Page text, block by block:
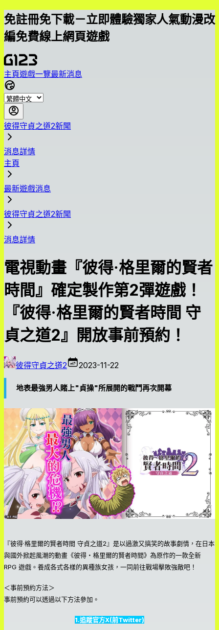
免註冊免下載－立即體驗獨家人氣動漫改
編免費線上網頁遊戲
主頁遊戲一覽最新消息
彼得守貞之道2新聞
消息詳情
主頁
最新遊戲消息
彼得守貞之道2新聞
消息詳情
電視動畫『彼得·格里爾的賢者
時間』確定製作第2彈遊戲！
『彼得·格里爾的賢者時間 守
貞之道2』開放事前預約！
彼得守貞之道2 2023-11-22
地表最強男人賭上"貞操"所展開的戰鬥再次開幕
『彼得·格里爾的賢者時間 守貞之道2』是以過激又搞笑的故事劇情，在日本
與國外掀起風潮的動畫《彼得・格里爾的賢者時間》為原作的一款全新
RPG 遊戲。養成各式各樣的異種族女孩，一同前往戰場擊敗強敵吧！
＜事前預約方法＞
事前預約可以透過以下方法參加。
1.追蹤官方X(前Twitter)